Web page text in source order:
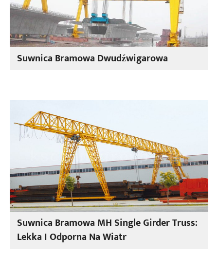
Suwnica Bramowa Dwudźwigarowa
Suwnica Bramowa MH Single Girder Truss:
Lekka I Odporna Na Wiatr